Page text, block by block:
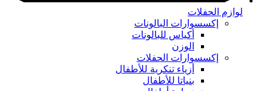
لوازم الحفلات
إكسسوارات البالونات
أكياس للبالونات
الوزن
إكسسوارات الحفلات
أزياء تنكرية للأطفال
بنياتا للأطفال